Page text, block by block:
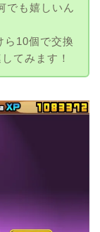
でも嬉しいん
ら10個で交換
てみます！